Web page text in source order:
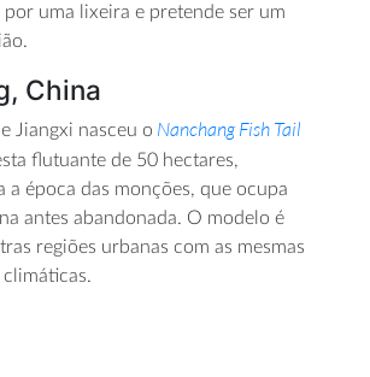
uma lixeira e pretende ser um
China
Jiangxi nasceu o Nanchang Fish Tail
flutuante de 50 hectares,
a época das monções, que ocupa
antes abandonada. O modelo é
regiões urbanas com as mesmas